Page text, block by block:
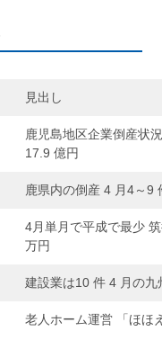
見出し
鹿児島地区企業倒産状
17.9 億円
鹿県内の倒産 4 月4～9
4月単月で平成で最少
万円
建設業は10 件 4 月の
老人ホーム運営 「ほほ